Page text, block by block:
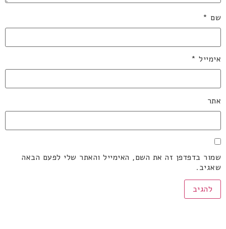
שם *
אימייל *
אתר
שמור בדפדפן זה את השם, האימייל והאתר שלי לפעם הבאה
שאגיב.